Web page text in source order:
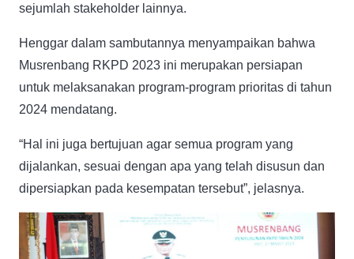
sejumlah stakeholder lainnya.
Henggar dalam sambutannya menyampaikan bahwa
Musrenbang RKPD 2023 ini merupakan persiapan
untuk melaksanakan program-program prioritas di tahun
2024 mendatang.
“Hal ini juga bertujuan agar semua program yang
dijalankan, sesuai dengan apa yang telah disusun dan
dipersiapkan pada kesempatan tersebut”, jelasnya.